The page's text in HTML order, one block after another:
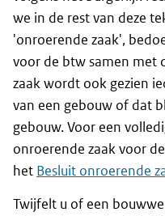
we in de rest van deze
'onroerende zaak',
voor de btw samen met
zaak wordt ook gezien
van een gebouw of dat
gebouw. Voor een
onroerende zaak voor
het Besluit onroerende
Twijfelt u of een